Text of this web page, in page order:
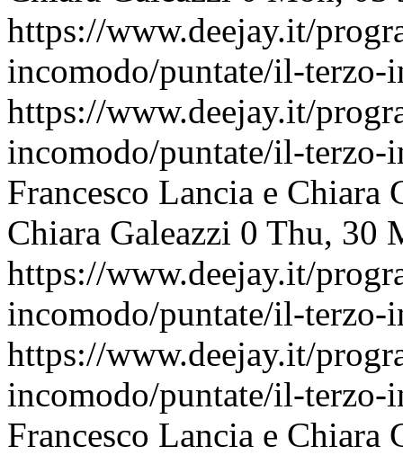
https://www.deejay.it/
incomodo/puntate/il-
https://www.deejay.it/
incomodo/puntate/il-
Francesco Lancia e Chiara
Chiara Galeazzi 0 Thu, 30
https://www.deejay.it/
incomodo/puntate/il-
https://www.deejay.it/
incomodo/puntate/il-
Francesco Lancia e Chiara